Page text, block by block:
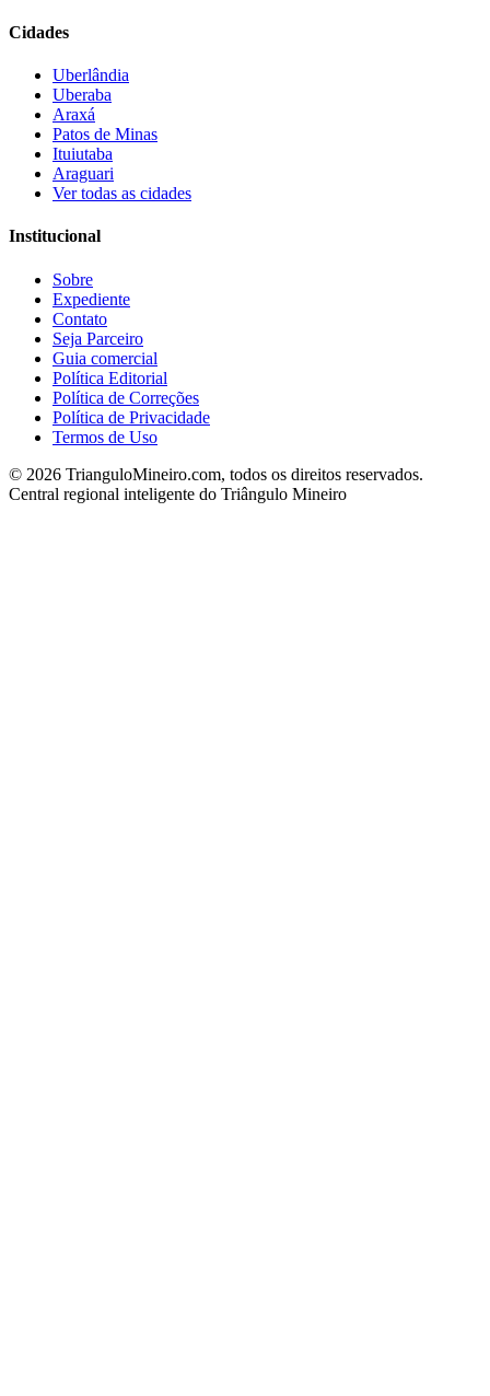
Cidades
Uberlândia
Uberaba
Araxá
Patos de Minas
Ituiutaba
Araguari
Ver todas as cidades
Institucional
Sobre
Expediente
Contato
Seja Parceiro
Guia comercial
Política Editorial
Política de Correções
Política de Privacidade
Termos de Uso
© 2026 TrianguloMineiro.com, todos os direitos reservados.
Central regional inteligente do Triângulo Mineiro